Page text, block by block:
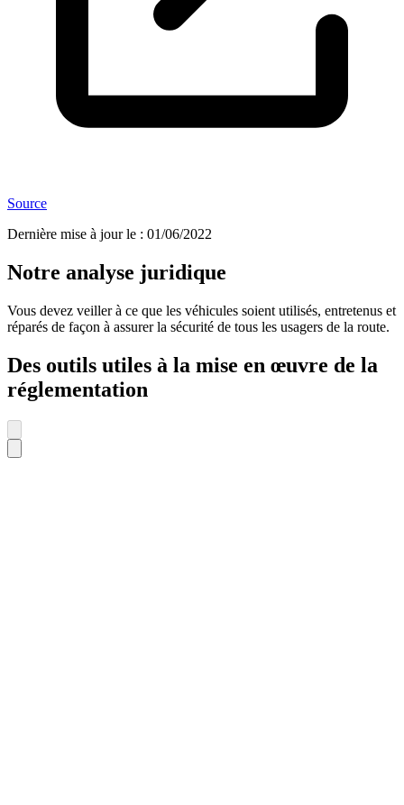
Source
Dernière mise à jour le : 01/06/2022
Notre analyse juridique
Vous devez veiller à ce que les véhicules soient utilisés, entretenus et
réparés de façon à assurer la sécurité de tous les usagers de la route.
Des outils utiles à la mise en œuvre de la
réglementation